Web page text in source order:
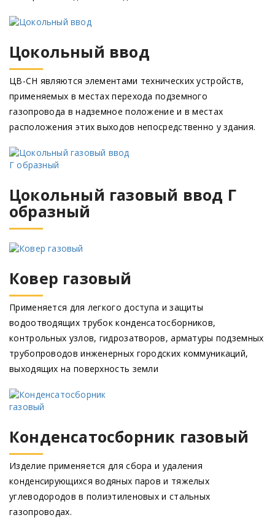
Цокольный ввод
ЦВ-СН являются элементами технических устройств,
применяемых в местах перехода подземного
газопровода в надземное положение и в местах
расположения этих выходов непосредственно у здания.
Цокольный газовый ввод Г
образный
Ковер газовый
Применяется для легкого доступа и защиты
водоотводящих трубок конденсатосборников,
контрольных узлов, гидрозатворов, арматуры подземных
трубопроводов инженерных городских коммуникаций,
выходящих на поверхность земли
Конденсатосборник газовый
Изделие применяется для сбора и удаления
конденсирующихся водяных паров и тяжелых
углеводородов в полиэтиленовых и стальных
газопроводах.